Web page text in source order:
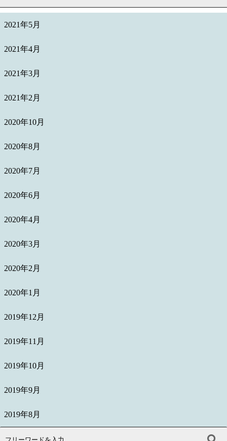
2021年5月
2021年4月
2021年3月
2021年2月
2020年10月
2020年8月
2020年7月
2020年6月
2020年4月
2020年3月
2020年2月
2020年1月
2019年12月
2019年11月
2019年10月
2019年9月
2019年8月